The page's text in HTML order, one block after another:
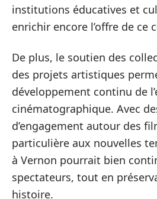
institutions éducatives et
enrichir encore l’offre de ce
De plus, le soutien des
des projets artistiques
développement continu de
cinématographique. Avec
d’engagement autour des
particulière aux nouvelles
à Vernon pourrait bien
spectateurs, tout en
histoire.